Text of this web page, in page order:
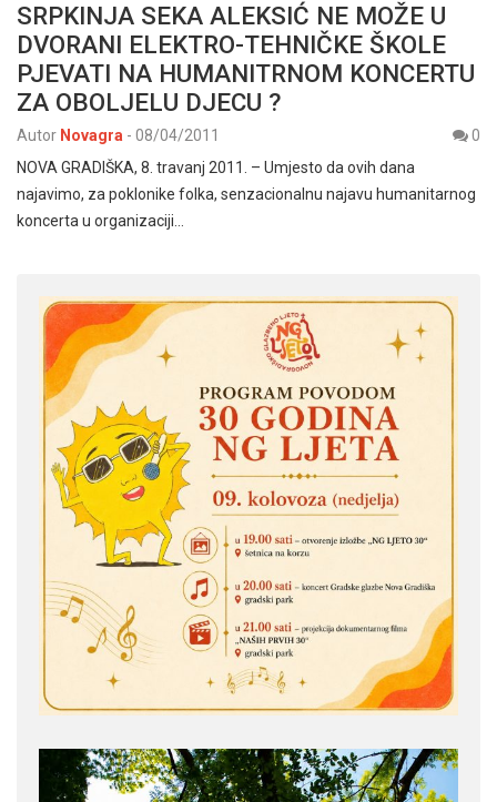
SRPKINJA SEKA ALEKSIĆ NE MOŽE U
DVORANI ELEKTRO-TEHNIČKE ŠKOLE
PJEVATI NA HUMANITRNOM KONCERTU
ZA OBOLJELU DJECU ?
Autor Novagra - 08/04/2011
0
NOVA GRADIŠKA, 8. travanj 2011. – Umjesto da ovih dana
najavimo, za poklonike folka, senzacionalnu najavu humanitarnog
koncerta u organizaciji…